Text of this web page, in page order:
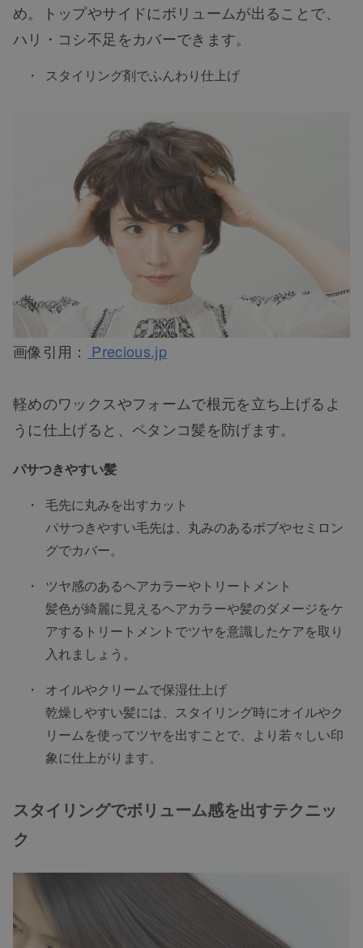
め。トップやサイドにボリュームが出ることで、
ハリ・コシ不足をカバーできます。
スタイリング剤でふんわり仕上げ
画像引用： Precious.jp
軽めのワックスやフォームで根元を立ち上げるよ
うに仕上げると、ペタンコ髪を防げます。
パサつきやすい髪
毛先に丸みを出すカット
パサつきやすい毛先は、丸みのあるボブやセミロン
グでカバー。
ツヤ感のあるヘアカラーやトリートメント
髪色が綺麗に見えるヘアカラーや髪のダメージをケ
アするトリートメントでツヤを意識したケアを取り
入れましょう。
オイルやクリームで保湿仕上げ
乾燥しやすい髪には、スタイリング時にオイルやク
リームを使ってツヤを出すことで、より若々しい印
象に仕上がります。
スタイリングでボリューム感を出すテクニッ
ク